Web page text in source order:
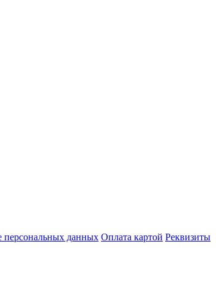
персональных данных Оплата картой Реквизиты